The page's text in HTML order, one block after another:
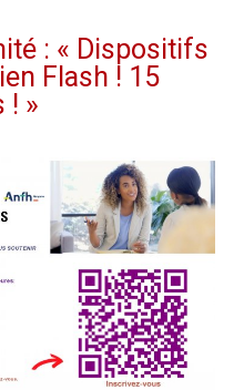
: « Dispositifs
Flash ! 15
! »